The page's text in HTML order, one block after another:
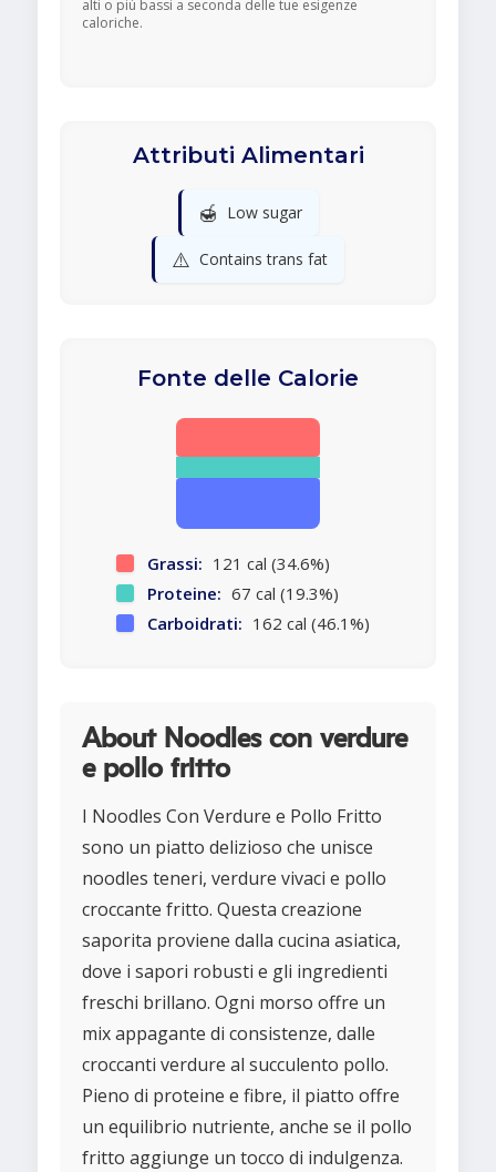
alti o più bassi a seconda delle tue esigenze
caloriche.
Attributi Alimentari
🍯 Low sugar
⚠️ Contains trans fat
Fonte delle Calorie
Grassi: 121 cal (34.6%)
Proteine: 67 cal (19.3%)
Carboidrati: 162 cal (46.1%)
About Noodles con verdure
e pollo fritto
I Noodles Con Verdure e Pollo Fritto
sono un piatto delizioso che unisce
noodles teneri, verdure vivaci e pollo
croccante fritto. Questa creazione
saporita proviene dalla cucina asiatica,
dove i sapori robusti e gli ingredienti
freschi brillano. Ogni morso offre un
mix appagante di consistenze, dalle
croccanti verdure al succulento pollo.
Pieno di proteine e fibre, il piatto offre
un equilibrio nutriente, anche se il pollo
fritto aggiunge un tocco di indulgenza.